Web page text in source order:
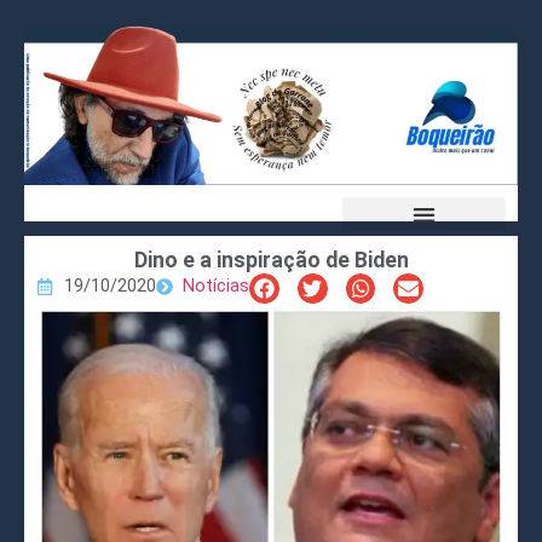
Dino e a inspiração de Biden
19/10/2020 Notícias